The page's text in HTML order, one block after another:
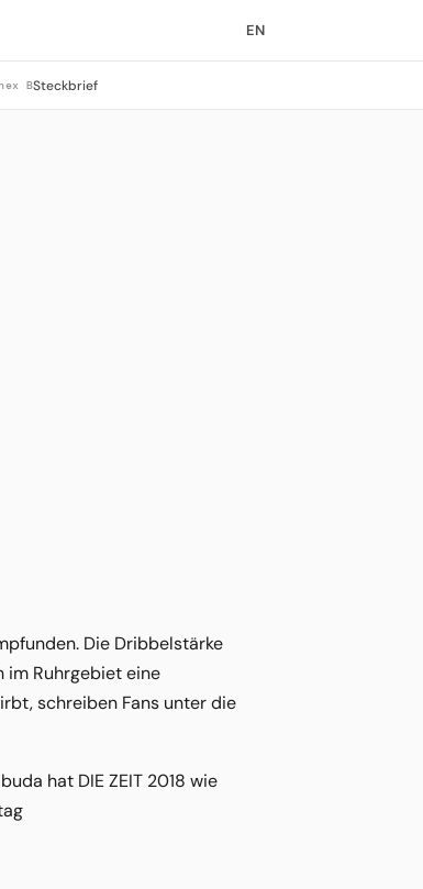
EN
BSteckbrief
Die Dribbelstärke
im Ruhrgebiet eine
schreiben Fans unter die
hat DIE ZEIT 2018 wie